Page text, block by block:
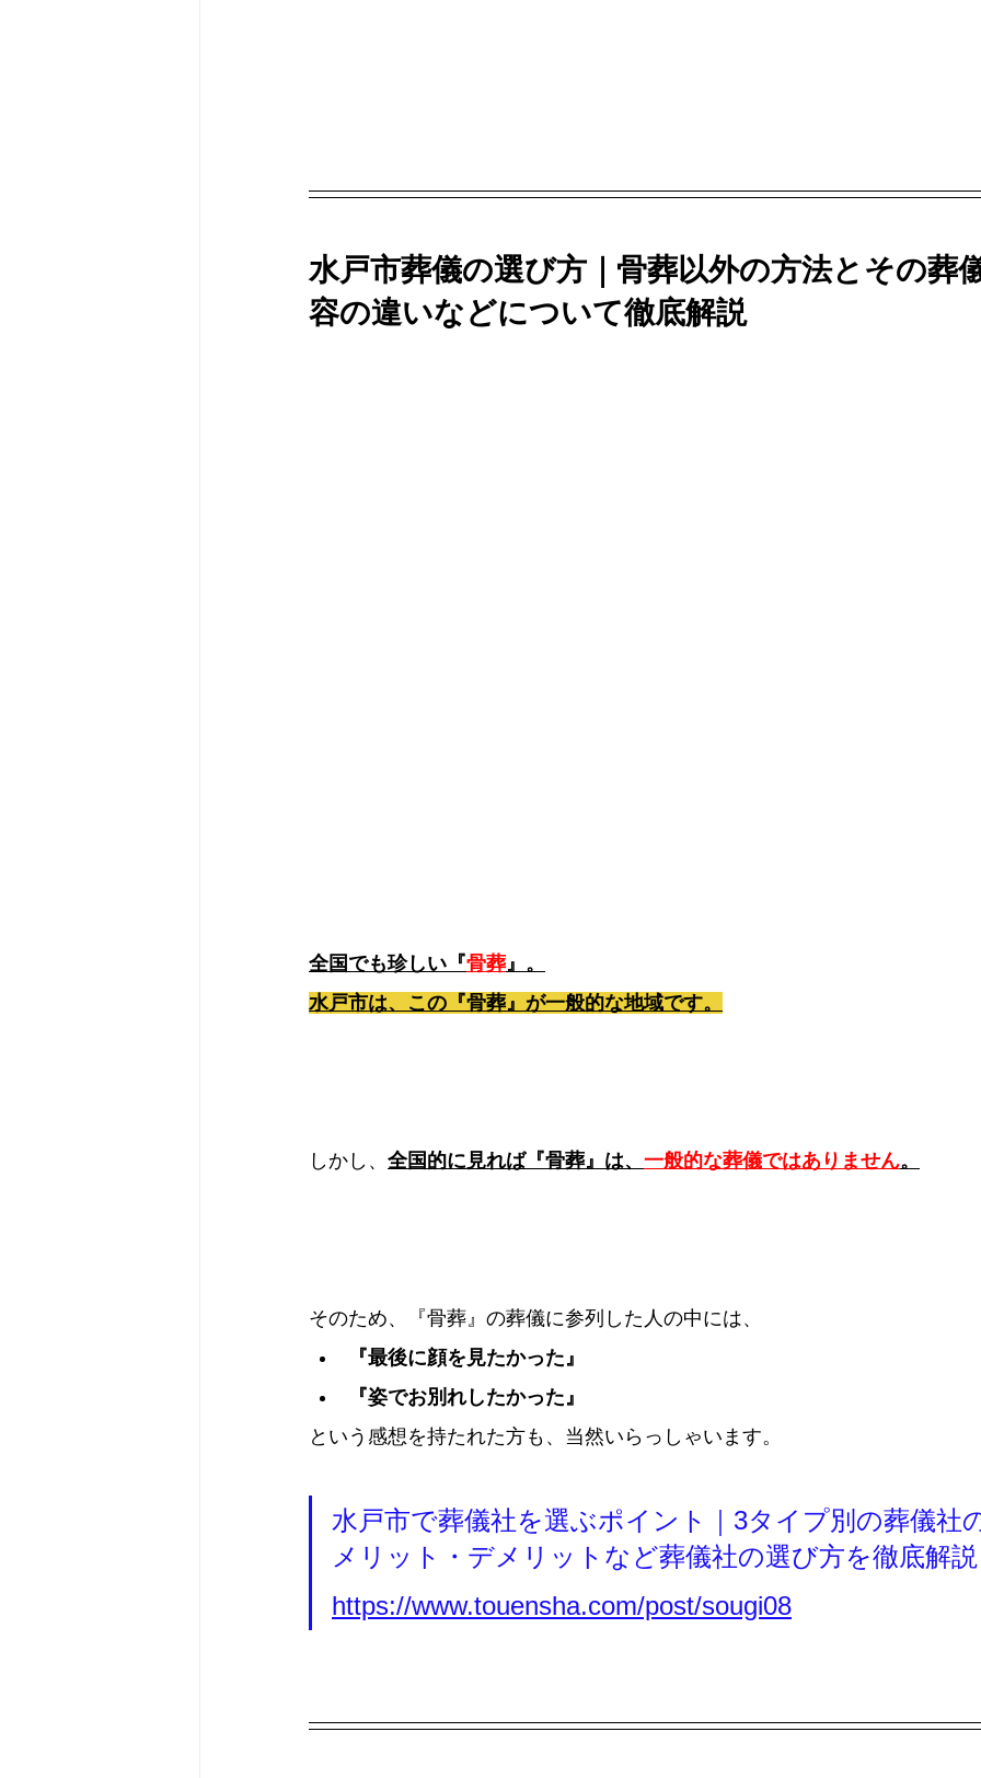
水戸市葬儀の選び方｜骨葬以外の方法とその葬
容の違いなどについて徹底解説
全国でも珍しい『骨葬』。
水戸市は、この『骨葬』が一般的な地域です。
しかし、 全国的に見れば『骨葬』は、 一般的な葬儀ではありません。
そのため、『骨葬』の葬儀に参列した人の中には、
『最後に顔を見たかった』
『姿でお別れしたかった』
という感想を持たれた方も、当然いらっしゃいます。
水戸市で葬儀社を選ぶポイント｜3タイプ別の葬儀社
メリット・デメリットなど葬儀社の選び方を徹底解説
https://www.touensha.com/post/sougi08